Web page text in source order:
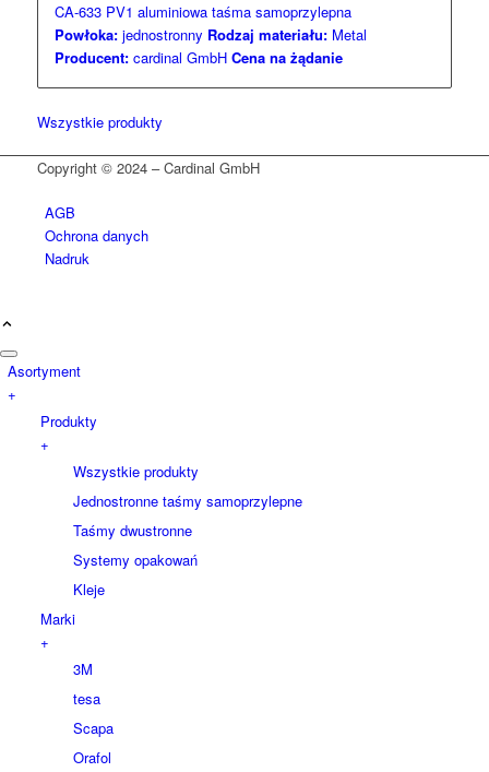
CA-633 PV1 aluminiowa taśma samoprzylepna
Powłoka:jednostronny Rodzaj materiału:Metal
Producent:cardinal GmbH Cena na żądanie
Wszystkie produkty
Copyright © 2024 – Cardinal GmbH
AGB
Ochrona danych
Nadruk
Asortyment
+
Produkty
+
Wszystkie produkty
Jednostronne taśmy samoprzylepne
Taśmy dwustronne
Systemy opakowań
Kleje
Marki
+
3M
tesa
Scapa
Orafol